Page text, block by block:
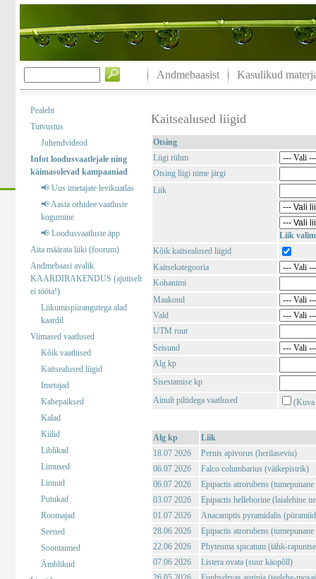
Andmebaasist Kasulikud
Pealeht
Tutvustus
Juhendvideod
Infot loodusvaatlejale ning
käimasolevad kampaaniad
📢 Uus imetajate levikuatlas
📢 Aasta orhidee vaatluste
kogumine
📢 Loodusvaatluste äpp
Aita määrata liiki (foorum)
Andmebaasi avalik
KAARDIRAKENDUS (ajutiselt
ei tööta!)
Liikumispiirangutega alad
kaardil
Viimased vaatlused
Kõik vaatlused
Kaitsealused liigid
Imetajad
Kahepaiksed
Kalad
Kiilid
Liblikad
Limused
Linnud
Putukad
Roomajad
Seened
Soontaimed
Ämblikud
Kaitsealused liigid
Otsing
Liigi rühm
Otsing liigi nime järgi
Liik
Liik
Kõik kaitsealused liigid
Kaitsekategooria
Kohanimi
Maakond
Vald
UTM ruut
Seisund
Alg kp
Sisestamise kp
Ainult piltidega vaatlused
(Kuva
Alg kp
Liik
18.07 2026
Pernis apivorus (herilaseviu)
06.07 2026
Falco columbarius (väikepistrik)
06.07 2026
Epipactis atrorubens
03.07 2026
Epipactis helleborine (laialehine
01.07 2026
Anacamptis pyramidalis
28.06 2026
Epipactis atrorubens
22.06 2026
Phyteuma spicatum (tähk-
07.06 2026
Listera ovata (suur käopõll)